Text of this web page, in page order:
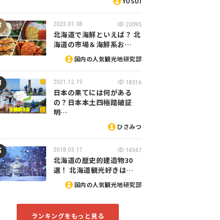
2023.01.08 20095
北海道で海鮮といえば？ 北
海道の市場＆海鮮系お…
国内の人気観光地研究部
2021.12.19 18516
日本の果てには何がある
の？日本本土四極踏破証
明…
ひさみつ
2018.03.17 14347
北海道の歴史的建造物30
選！ 北海道観光好きは…
国内の人気観光地研究部
ランキングをもっと見る